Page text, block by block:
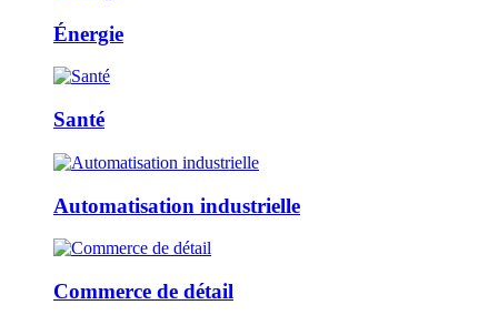
Énergie
Santé
Automatisation industrielle
Commerce de détail